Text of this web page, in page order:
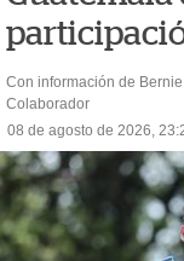
Con información de
Colaborador
08 de agosto de 2026,